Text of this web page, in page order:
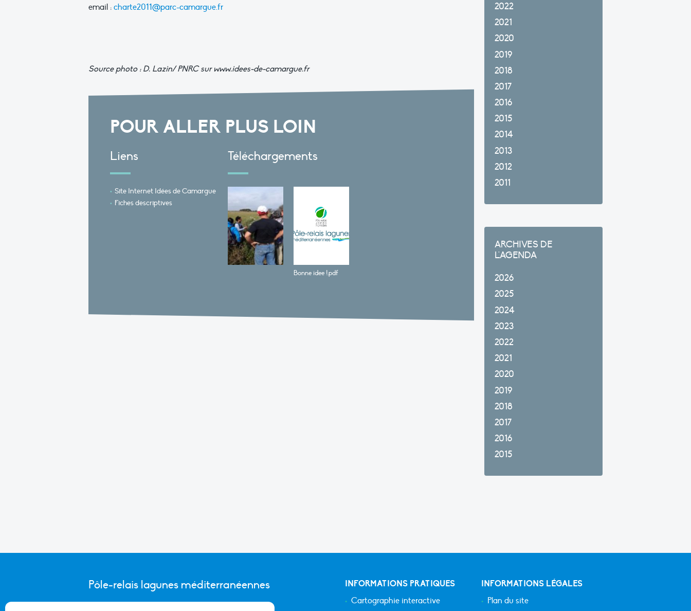
email : charte2011@parc-camargue.fr
Source photo : D. Lazin/ PNRC sur www.idees-de-camargue.fr
POUR ALLER PLUS LOIN
Liens
Site Internet Idées de Camargue
Fiches descriptives
Téléchargements
Bonne idee !.pdf
2022
2021
2020
2019
2018
2017
2016
2015
2014
2013
2012
2011
ARCHIVES DE
L'AGENDA
2026
2025
2024
2023
2022
2021
2020
2019
2018
2017
2016
2015
Pôle-relais lagunes méditerranéennes
INFORMATIONS PRATIQUES
Cartographie interactive
INFORMATIONS LÉGALES
Plan du site